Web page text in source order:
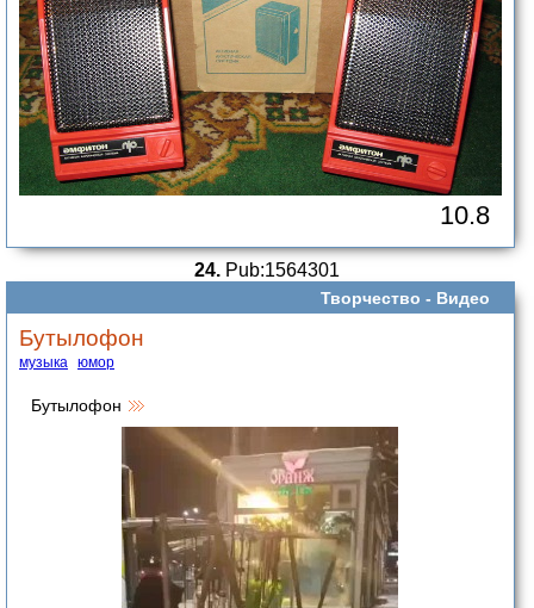
10.8
24. Pub:1564301
Творчество - Видео
Бутылофон
музыка юмор
Бутылофон